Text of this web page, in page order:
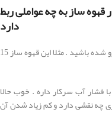
ساز به چه عواملی ربط
دارد
شاید در زمان خرید قهوه ساز با اصطلاح بار روبه رو شده باشید . مثلا این قهوه ساز 15
فشار آب سرکار داره . خوب حالا
چه نقشی دارد و کم زیاد شدن آن